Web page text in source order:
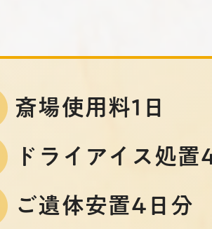
斎場使用料1日
ドライアイス処置
ご遺体安置4日分